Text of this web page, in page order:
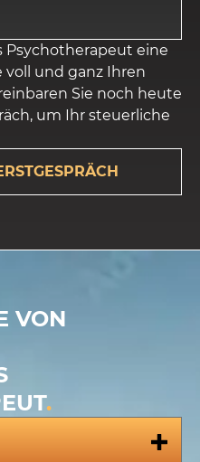
Psychotherapeut eine
und ganz Ihren
Sie noch heute
um Ihr steuerliche
VON
.